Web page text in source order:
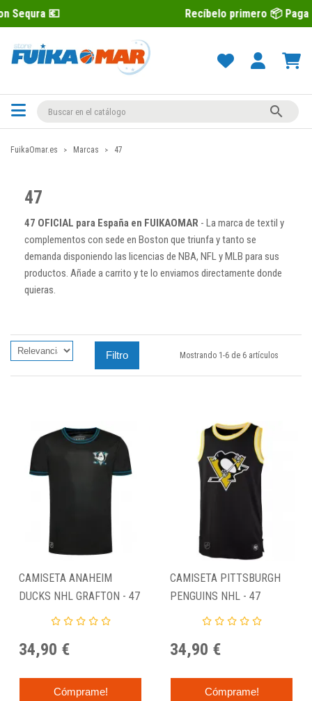
Recíbelo primero 📦 Paga después

FuikaOmar.es Marcas 47
47
47 OFICIAL para España en FUIKAOMAR - La marca de textil y
complementos con sede en Boston que triunfa y tanto se
demanda disponiendo las licencias de NBA, NFL y MLB para sus
productos. Añade a carrito y te lo enviamos directamente donde
quieras.
Filtro Mostrando 1-6 de 6 artículos
CAMISETA ANAHEIM
DUCKS NHL GRAFTON - 47
BRAND - NEGRA
34,90 €
Cómprame!
CAMISETA PITTSBURGH
PENGUINS NHL - 47
BRAND "GRAFTON TANK"-
34,90 €
Cómprame!